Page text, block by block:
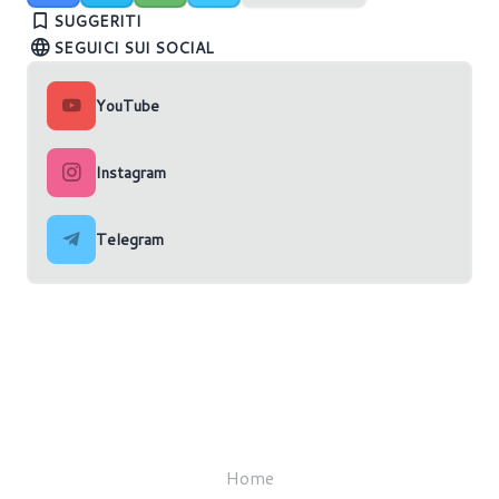
SUGGERITI
SEGUICI SUI SOCIAL
YouTube
Instagram
Telegram
Home